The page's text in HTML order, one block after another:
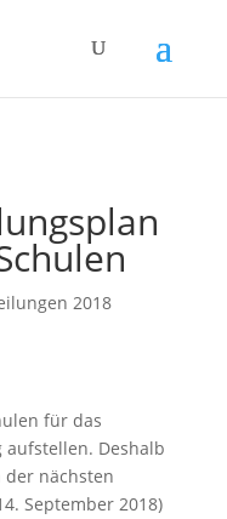
2018
für das
aufstellen. Deshalb
nächsten
September 2018)